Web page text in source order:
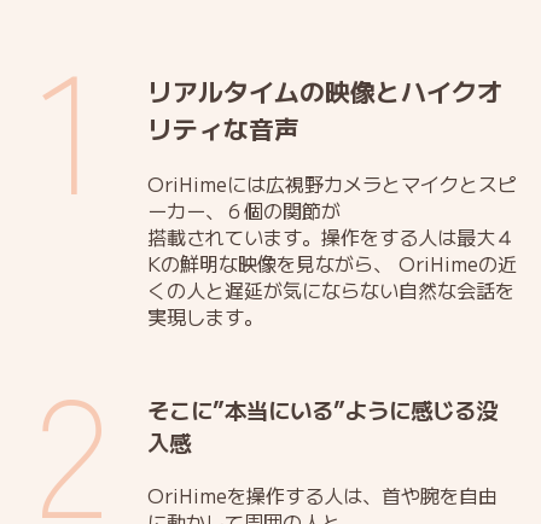
1
リアルタイムの映像とハイクオ
リティな音声
OriHimeには広視野カメラとマイクとスピ
ーカー、６個の関節が
搭載されています。操作をする人は最大４
Kの鮮明な映像を見ながら、 OriHimeの近
くの人と遅延が気にならない自然な会話を
実現します。
2
そこに”本当にいる”ように感じる没
入感
OriHimeを操作する人は、首や腕を自由